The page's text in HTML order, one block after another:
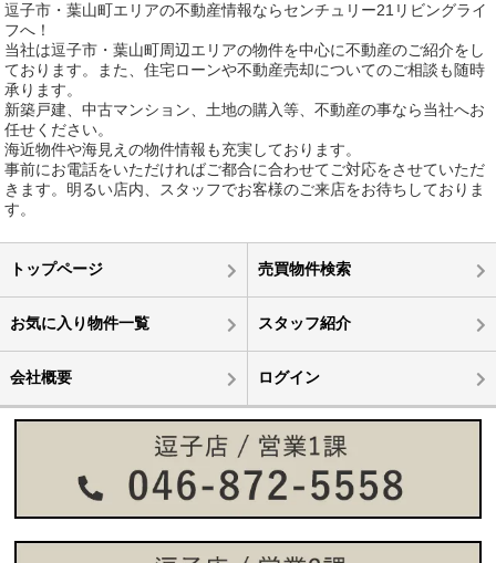
逗子市・葉山町エリアの不動産情報ならセンチュリー21リビングライ
フへ！
当社は逗子市・葉山町周辺エリアの物件を中心に不動産のご紹介をし
ております。また、住宅ローンや不動産売却についてのご相談も随時
承ります。
新築戸建、中古マンション、土地の購入等、不動産の事なら当社へお
任せください。
海近物件や海見えの物件情報も充実しております。
事前にお電話をいただければご都合に合わせてご対応をさせていただ
きます。明るい店内、スタッフでお客様のご来店をお待ちしておりま
す。
トップページ 売買物件検索
お気に入り物件一覧 スタッフ紹介
会社概要 ログイン